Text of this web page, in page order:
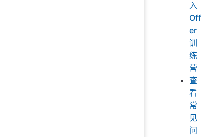
入
Off
er
训
练
营
查
看
常
见
问